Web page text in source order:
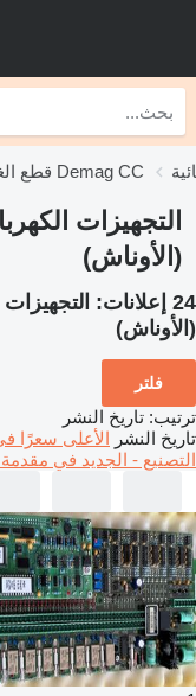
قطع الغيار Demag CC
(الأوناش)
24 إعلانات:
(الأوناش)
فلتر
ترتيب: تاريخ النشر
تاريخ النشر الأعلى سعرًا
التصنيع - الجديد في مقدمة